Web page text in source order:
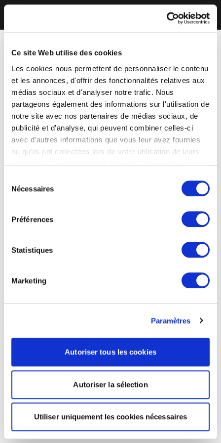
Ce site Web utilise des cookies
Les cookies nous permettent de personnaliser le contenu
et les annonces, d'offrir des fonctionnalités relatives aux
médias sociaux et d'analyser notre trafic. Nous
partageons également des informations sur l'utilisation de
notre site avec nos partenaires de médias sociaux, de
publicité et d'analyse, qui peuvent combiner celles-ci
avec d'autres informations que vous leur avez fournies
ou qu'ils ont collectées lors de votre utilisation de leurs
Nécessaires
Préférences
Statistiques
Marketing
Paramètres
Autoriser tous les cookies
Autoriser la sélection
Utiliser uniquement les cookies nécessaires